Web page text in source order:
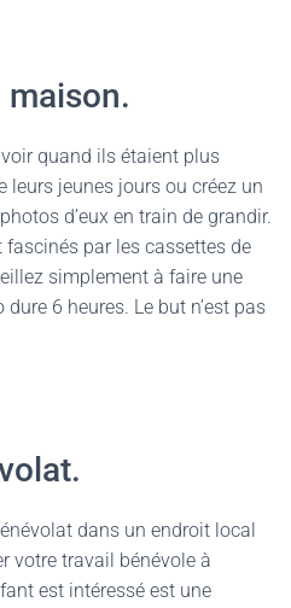
quand ils étaient plus
leurs jeunes jours ou créez un
d’eux en train de grandir.
par les cassettes de
simplement à faire une
6 heures. Le but n’est pas
dans un endroit local
votre travail bénévole à
est intéressé est une